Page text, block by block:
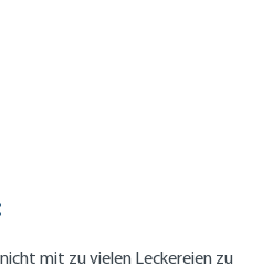
mit zu vielen Leckereien zu